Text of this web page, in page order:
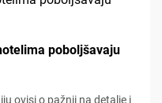
poboljšavaju
ovisi o pažnji na detalje i